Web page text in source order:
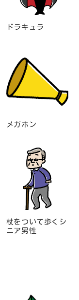
ドラキュラ
メガホン
杖をついて歩くシ
ニア男性